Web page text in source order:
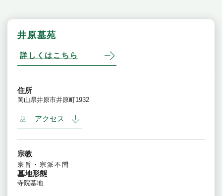
井原墓苑
詳しくはこちら
住所
岡山県井原市井原町1932
アクセス
宗教
宗旨・宗派不問
墓地形態
寺院墓地